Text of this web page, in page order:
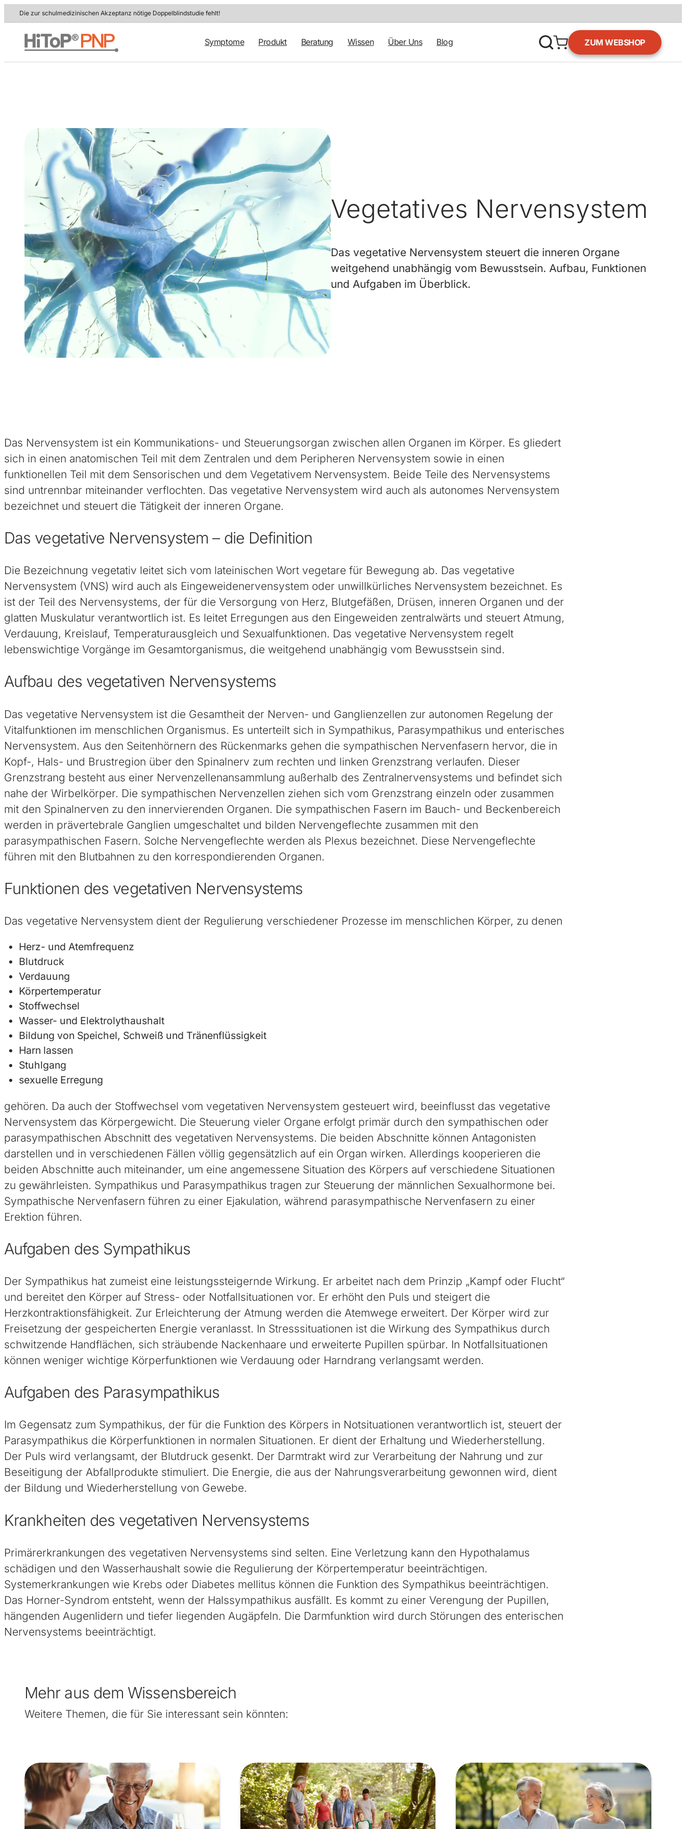
Zum
Inhalt
springen
Die zur schulmedizinischen Akzeptanz nötige Doppelblindstudie fehlt!
Symptome Produkt Beratung Wissen Über Uns Blog ZUM WEBSHOP
Vegetatives Nervensystem
Das vegetative Nervensystem steuert die inneren Organe
weitgehend unabhängig vom Bewusstsein. Aufbau, Funktionen
und Aufgaben im Überblick.
Das Nervensystem ist ein Kommunikations- und Steuerungsorgan zwischen allen Organen im Körper. Es gliedert
sich in einen anatomischen Teil mit dem Zentralen und dem Peripheren Nervensystem sowie in einen
funktionellen Teil mit dem Sensorischen und dem Vegetativem Nervensystem. Beide Teile des Nervensystems
sind untrennbar miteinander verflochten. Das vegetative Nervensystem wird auch als autonomes Nervensystem
bezeichnet und steuert die Tätigkeit der inneren Organe.
Das vegetative Nervensystem – die Definition
Die Bezeichnung vegetativ leitet sich vom lateinischen Wort vegetare für Bewegung ab. Das vegetative
Nervensystem (VNS) wird auch als Eingeweidenervensystem oder unwillkürliches Nervensystem bezeichnet. Es
ist der Teil des Nervensystems, der für die Versorgung von Herz, Blutgefäßen, Drüsen, inneren Organen und der
glatten Muskulatur verantwortlich ist. Es leitet Erregungen aus den Eingeweiden zentralwärts und steuert Atmung,
Verdauung, Kreislauf, Temperaturausgleich und Sexualfunktionen. Das vegetative Nervensystem regelt
lebenswichtige Vorgänge im Gesamtorganismus, die weitgehend unabhängig vom Bewusstsein sind.
Aufbau des vegetativen Nervensystems
Das vegetative Nervensystem ist die Gesamtheit der Nerven- und Ganglienzellen zur autonomen Regelung der
Vitalfunktionen im menschlichen Organismus. Es unterteilt sich in Sympathikus, Parasympathikus und enterisches
Nervensystem. Aus den Seitenhörnern des Rückenmarks gehen die sympathischen Nervenfasern hervor, die in
Kopf-, Hals- und Brustregion über den Spinalnerv zum rechten und linken Grenzstrang verlaufen. Dieser
Grenzstrang besteht aus einer Nervenzellenansammlung außerhalb des Zentralnervensystems und befindet sich
nahe der Wirbelkörper. Die sympathischen Nervenzellen ziehen sich vom Grenzstrang einzeln oder zusammen
mit den Spinalnerven zu den innervierenden Organen. Die sympathischen Fasern im Bauch- und Beckenbereich
werden in prävertebrale Ganglien umgeschaltet und bilden Nervengeflechte zusammen mit den
parasympathischen Fasern. Solche Nervengeflechte werden als Plexus bezeichnet. Diese Nervengeflechte
führen mit den Blutbahnen zu den korrespondierenden Organen.
Funktionen des vegetativen Nervensystems
Das vegetative Nervensystem dient der Regulierung verschiedener Prozesse im menschlichen Körper, zu denen
Herz- und Atemfrequenz
Blutdruck
Verdauung
Körpertemperatur
Stoffwechsel
Wasser- und Elektrolythaushalt
Bildung von Speichel, Schweiß und Tränenflüssigkeit
Harn lassen
Stuhlgang
sexuelle Erregung
gehören. Da auch der Stoffwechsel vom vegetativen Nervensystem gesteuert wird, beeinflusst das vegetative
Nervensystem das Körpergewicht. Die Steuerung vieler Organe erfolgt primär durch den sympathischen oder
parasympathischen Abschnitt des vegetativen Nervensystems. Die beiden Abschnitte können Antagonisten
darstellen und in verschiedenen Fällen völlig gegensätzlich auf ein Organ wirken. Allerdings kooperieren die
beiden Abschnitte auch miteinander, um eine angemessene Situation des Körpers auf verschiedene Situationen
zu gewährleisten. Sympathikus und Parasympathikus tragen zur Steuerung der männlichen Sexualhormone bei.
Sympathische Nervenfasern führen zu einer Ejakulation, während parasympathische Nervenfasern zu einer
Erektion führen.
Aufgaben des Sympathikus
Der Sympathikus hat zumeist eine leistungssteigernde Wirkung. Er arbeitet nach dem Prinzip „Kampf oder Flucht“
und bereitet den Körper auf Stress- oder Notfallsituationen vor. Er erhöht den Puls und steigert die
Herzkontraktionsfähigkeit. Zur Erleichterung der Atmung werden die Atemwege erweitert. Der Körper wird zur
Freisetzung der gespeicherten Energie veranlasst. In Stresssituationen ist die Wirkung des Sympathikus durch
schwitzende Handflächen, sich sträubende Nackenhaare und erweiterte Pupillen spürbar. In Notfallsituationen
können weniger wichtige Körperfunktionen wie Verdauung oder Harndrang verlangsamt werden.
Aufgaben des Parasympathikus
Im Gegensatz zum Sympathikus, der für die Funktion des Körpers in Notsituationen verantwortlich ist, steuert der
Parasympathikus die Körperfunktionen in normalen Situationen. Er dient der Erhaltung und Wiederherstellung.
Der Puls wird verlangsamt, der Blutdruck gesenkt. Der Darmtrakt wird zur Verarbeitung der Nahrung und zur
Beseitigung der Abfallprodukte stimuliert. Die Energie, die aus der Nahrungsverarbeitung gewonnen wird, dient
der Bildung und Wiederherstellung von Gewebe.
Krankheiten des vegetativen Nervensystems
Primärerkrankungen des vegetativen Nervensystems sind selten. Eine Verletzung kann den Hypothalamus
schädigen und den Wasserhaushalt sowie die Regulierung der Körpertemperatur beeinträchtigen.
Systemerkrankungen wie Krebs oder Diabetes mellitus können die Funktion des Sympathikus beeinträchtigen.
Das Horner-Syndrom entsteht, wenn der Halssympathikus ausfällt. Es kommt zu einer Verengung der Pupillen,
hängenden Augenlidern und tiefer liegenden Augäpfeln. Die Darmfunktion wird durch Störungen des enterischen
Nervensystems beeinträchtigt.
Mehr aus dem Wissensbereich
Weitere Themen, die für Sie interessant sein könnten: